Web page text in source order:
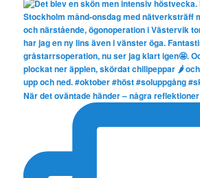
När det oväntade händer – några reflektioner